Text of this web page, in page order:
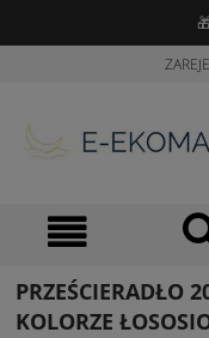
PRZEŚCIERADŁO
KOLORZE